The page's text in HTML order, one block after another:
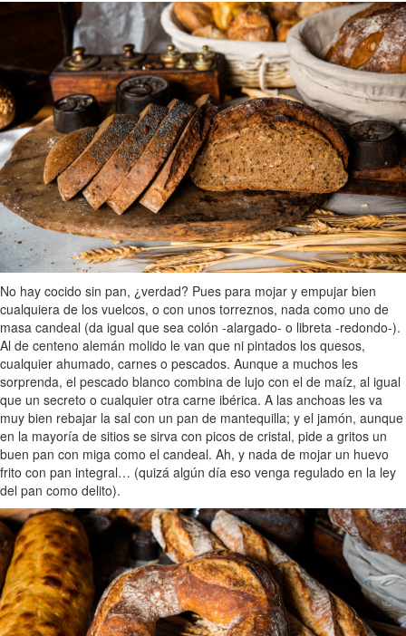
No hay cocido sin pan, ¿verdad? Pues para mojar y empujar bien
cualquiera de los vuelcos, o con unos torreznos, nada como uno de
masa candeal (da igual que sea colón -alargado- o libreta -redondo-).
Al de centeno alemán molido le van que ni pintados los quesos,
cualquier ahumado, carnes o pescados. Aunque a muchos les
sorprenda, el pescado blanco combina de lujo con el de maíz, al igual
que un secreto o cualquier otra carne ibérica. A las anchoas les va
muy bien rebajar la sal con un pan de mantequilla; y el jamón, aunque
en la mayoría de sitios se sirva con picos de cristal, pide a gritos un
buen pan con miga como el candeal. Ah, y nada de mojar un huevo
frito con pan integral… (quizá algún día eso venga regulado en la ley
del pan como delito).